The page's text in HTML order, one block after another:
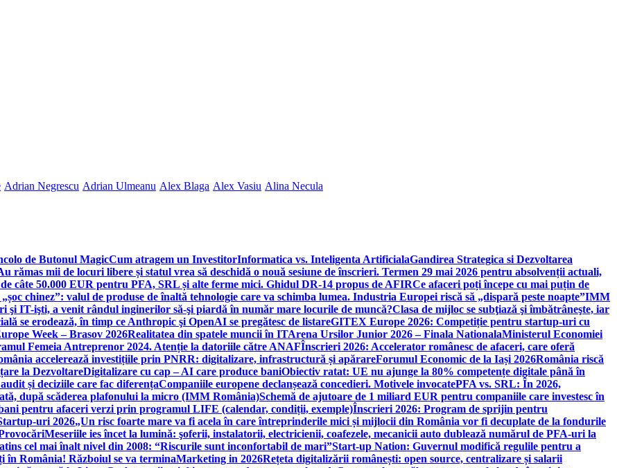
Adrian Negrescu Adrian Ulmeanu Alex Blaga Alex Vasiu Alina Necula
de Butonul MagicCum atragem un InvestitorInformatica vs. Inteligenta ArtificialaGandirea Strategica si Dezvoltarea
rămas mii de locuri libere și statul vrea să deschidă o nouă sesiune de înscrieri. Termen 29 mai 2026 pentru absolvenții actuali,
câte 50.000 EUR pentru PFA, SRL și alte ferme mici. Ghidul DR-14 propus de AFIRCe afaceri poți începe cu mai puțin de
chinez”: valul de produse de înaltă tehnologie care va schimba lumea. Industria Europei riscă să „dispară peste noapte”IMM
şi IT-işti, a venit rândul inginerilor să-şi piardă în număr mare locurile de muncă?Clasa de mijloc se subţiază şi îmbătrâneşte, iar
se erodează, în timp ce Anthropic şi OpenAI se pregătesc de listareGITEX Europe 2026: Competiție pentru startup-uri cu
Week – Brasov 2026Realitatea din spatele muncii în ITArena Ursilor Junior 2026 – Finala NationalaMinisterul Economiei
Femeia Antreprenor 2024. Atenție la datoriile către ANAFÎnscrieri 2026: Accelerator românesc de afaceri, care oferă
accelerează investițiile prin PNRR: digitalizare, infrastructură și apărareForumul Economic de la Iași 2026România riscă
la DezvoltareDigitalizare cu cap – AI care produce baniObiectiv ratat: UE nu ajunge la 80% competențe digitale până în
și deciziile care fac diferențaCompaniile europene declanșează concedieri. Motivele invocatePFA vs. SRL: În 2026,
după scăderea plafonului la micro (IMM România)Schemă de ajutoare de 1 miliard EUR pentru companiile care investesc în
pentru afaceri verzi prin programul LIFE (calendar, condiții, exemple)Înscrieri 2026: Program de sprijin pentru
uri 2026„Un risc foarte mare va fi acela în care întreprinderile mici și mijlocii din România vor fi decuplate de la fondurile
Meseriile ies încet la lumină: şoferii, instalatorii, electricienii, coafezele, mecanicii auto dublează numărul de PFA-uri la
cel mai înalt nivel din 2008: “Riscurile sunt inconfortabil de mari”Start-up Nation: Guvernul modifică regulile pentru a
în România! Războiul se va terminaMarketing in 2026Rețeta digitalizării românești: open source, centralizare și salarii